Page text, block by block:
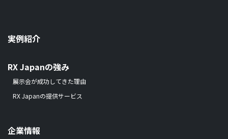
実例紹介
RX Japanの強み
展示会が成功してきた理由
RX Japanの提供サービス
企業情報